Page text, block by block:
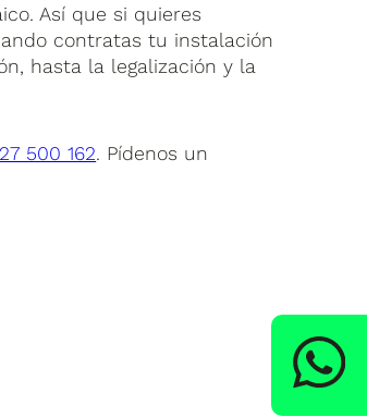
Así que si quieres
contratas tu instalación
hasta la legalización y la
500 162. Pídenos un